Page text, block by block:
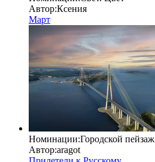
Автор:Ксения
Март
Номинации:Городской пейзаж
Автор:aragot